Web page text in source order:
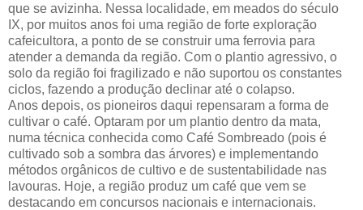
que se avizinha. Nessa localidade, em meados do século
IX, por muitos anos foi uma região de forte exploração
cafeicultora, a ponto de se construir uma ferrovia para
atender a demanda da região. Com o plantio agressivo, o
solo da região foi fragilizado e não suportou os constantes
ciclos, fazendo a produção declinar até o colapso.
Anos depois, os pioneiros daqui repensaram a forma de
cultivar o café. Optaram por um plantio dentro da mata,
numa técnica conhecida como Café Sombreado (pois é
cultivado sob a sombra das árvores) e implementando
métodos orgânicos de cultivo e de sustentabilidade nas
lavouras. Hoje, a região produz um café que vem se
destacando em concursos nacionais e internacionais.